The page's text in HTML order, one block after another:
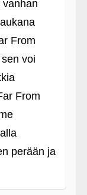
vanhan
From
voi
From
perään ja